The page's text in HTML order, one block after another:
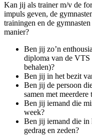
Kan jij als trainer m/v de
impuls geven, de
trainingen en de
manier?
Ben jij zo’n
diploma van de VTS
behalen)?
Ben jij in het bezit
Ben jij de persoon
samen met
Ben jij iemand die
week?
Ben jij iemand die in
gedrag en zeden?